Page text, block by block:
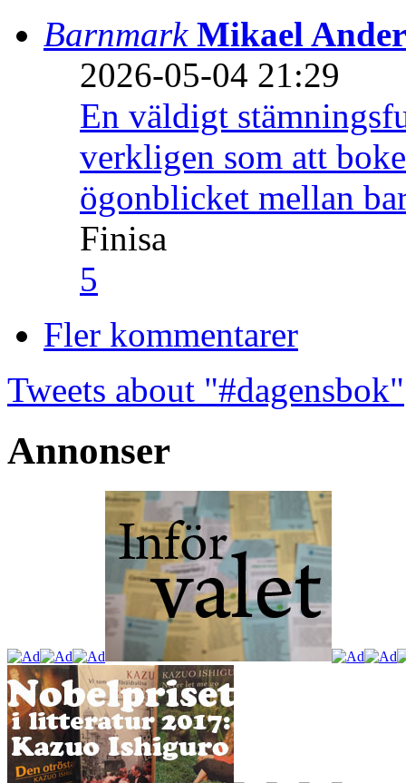
Barnmark Mikael
2026-05-04 21:29
En väldigt
verkligen som att
ögonblicket mellan
Finisa
5
Fler kommentarer
Tweets about "#dagensbok"
Annonser